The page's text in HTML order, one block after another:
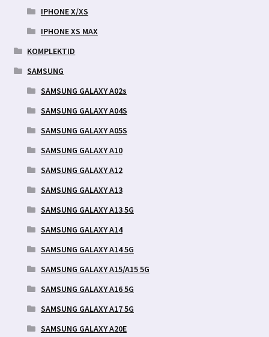
IPHONE X/XS
IPHONE XS MAX
KOMPLEKTID
SAMSUNG
SAMSUNG GALAXY A02s
SAMSUNG GALAXY A04S
SAMSUNG GALAXY A05S
SAMSUNG GALAXY A10
SAMSUNG GALAXY A12
SAMSUNG GALAXY A13
SAMSUNG GALAXY A13 5G
SAMSUNG GALAXY A14
SAMSUNG GALAXY A14 5G
SAMSUNG GALAXY A15/A15 5G
SAMSUNG GALAXY A16 5G
SAMSUNG GALAXY A17 5G
SAMSUNG GALAXY A20E